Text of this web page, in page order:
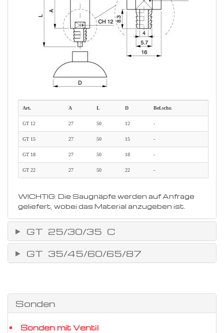
Art. A L D Bef.schr.
GT 12 27 50 12 -
GT 15 27 50 15 -
GT 18 27 50 18 -
GT 22 27 50 22 -
WICHTIG: Die Saugnäpfe werden auf Anfrage
geliefert, wobei das Material anzugeben ist.
GT 25/30/35 C
GT 35/45/60/65/87
Sonden
Sonden mit Ventil